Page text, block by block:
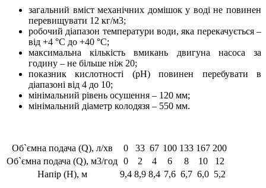
загальний вміст механічних домішок у воді не повинен
перевищувати 12 кг/м3;
робочий діапазон температури води, яка перекачується –
від +4 °С до +40 °С;
максимальна кількість вмикань двигуна насоса за
годину – не більше ніж 20;
показник кислотності (рН) повинен перебувати в
діапазоні від 4 до 10;
мінімальний рівень осушення – 120 мм;
мінімальний діаметр колодязя – 550 мм.
Об`ємна подача (Q), л/хв 0 33 67 100 133 167 200
Об`ємна подача (Q), м3/год 0 2 4 6 8 10
12
Напір (Н), м
9,4 8,9 8,4 7,6 6,7 6,0 5,2